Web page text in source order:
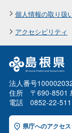
個人情報の取り扱
アクセシビリティ
法人番号
住所 〒690-8501
電話 0852-22-
県庁へのアクセス